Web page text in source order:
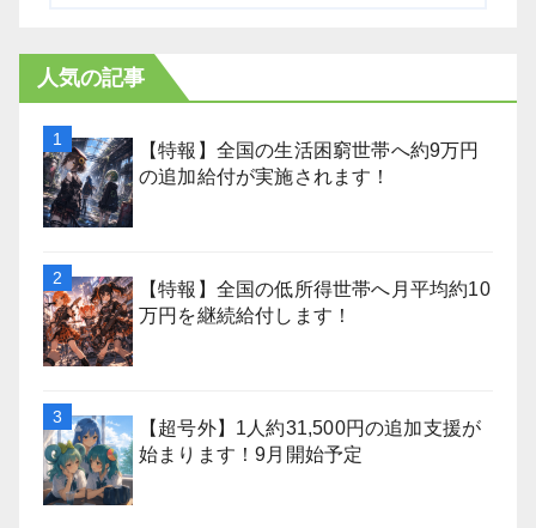
人気の記事
【特報】全国の生活困窮世帯へ約9万円
の追加給付が実施されます！
【特報】全国の低所得世帯へ月平均約10
万円を継続給付します！
【超号外】1人約31,500円の追加支援が
始まります！9月開始予定